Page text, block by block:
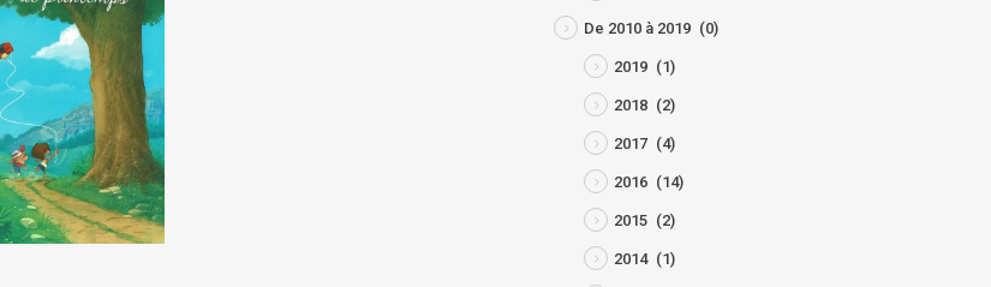
De 2010 à 2019 (0)
2019 (1)
2018 (2)
2017 (4)
2016 (14)
2015 (2)
2014 (1)